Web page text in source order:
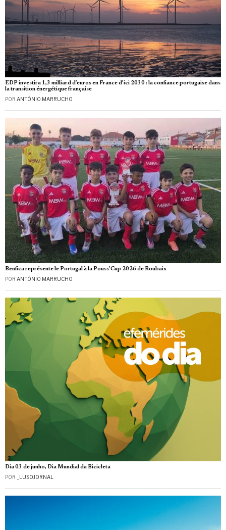
EDP investira 1,3 milliard d’euros en France d’ici 2030 : la confiance portugaise dans
la transition énergétique française
POR ANTÓNIO MARRUCHO
Benfica représente le Portugal à la Pouss’Cup 2026 de Roubaix
POR ANTÓNIO MARRUCHO
Dia 03 de junho, Dia Mundial da Bicicleta
POR _LUSOJORNAL